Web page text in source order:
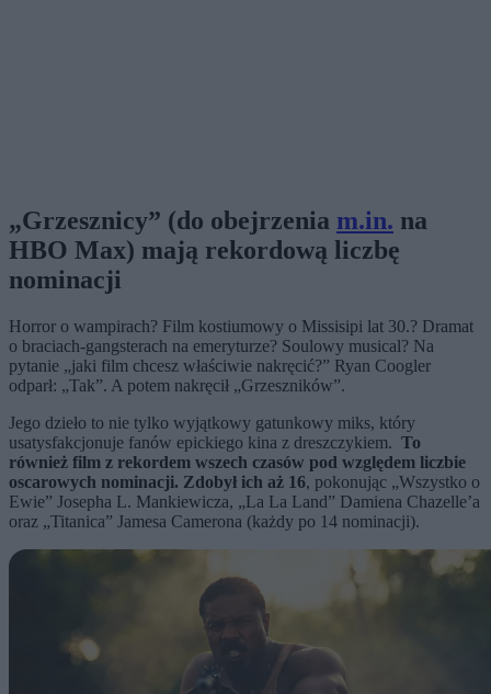
„Grzesznicy” (do obejrzenia m.in. na
HBO Max) mają rekordową liczbę
nominacji
Horror o wampirach? Film kostiumowy o Missisipi lat 30.? Dramat
o braciach-gangsterach na emeryturze? Soulowy musical? Na
pytanie „jaki film chcesz właściwie nakręcić?” Ryan Coogler
odparł: „Tak”. A potem nakręcił „Grzeszników”.
Jego dzieło to nie tylko wyjątkowy gatunkowy miks, który
usatysfakcjonuje fanów epickiego kina z dreszczykiem. To
również film z rekordem wszech czasów pod względem liczbie
oscarowych nominacji. Zdobył ich aż 16, pokonując „Wszystko o
Ewie” Josepha L. Mankiewicza, „La La Land” Damiena Chazelle’a
oraz „Titanica” Jamesa Camerona (każdy po 14 nominacji).